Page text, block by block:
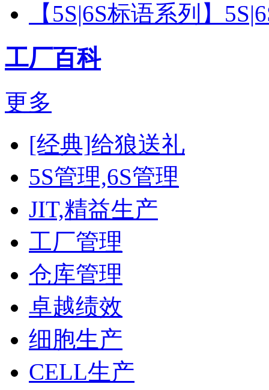
【5S|6S标语系列】
工厂百科
更多
[经典]给狼送礼
5S管理,6S管理
JIT,精益生产
工厂管理
仓库管理
卓越绩效
细胞生产
CELL生产